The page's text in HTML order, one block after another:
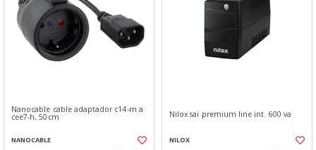
Nanocable cable adaptador c14-m a
cee7-h, 50cm
NANOCABLE
Nilox sai premium line int. 600 va
NILOX